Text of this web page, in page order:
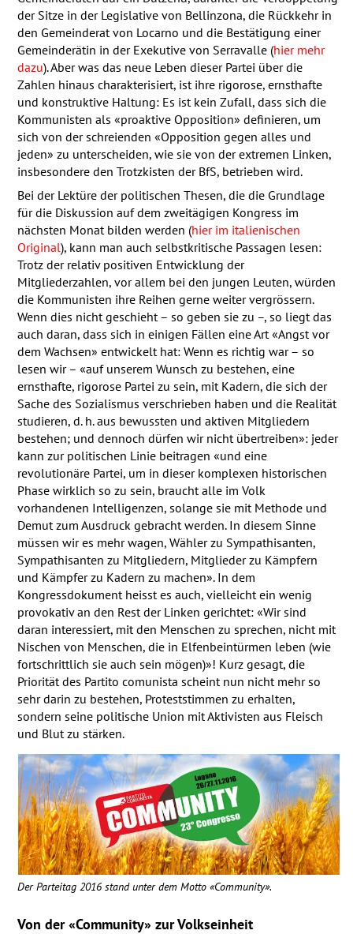
der Sitze in der Legislative von Bellinzona, die Rückkehr in
den Gemeinderat von Locarno und die Bestätigung einer
Gemeinderätin in der Exekutive von Serravalle (hier mehr
dazu). Aber was das neue Leben dieser Partei über die
Zahlen hinaus charakterisiert, ist ihre rigorose, ernsthafte
und konstruktive Haltung: Es ist kein Zufall, dass sich die
Kommunisten als «proaktive Opposition» definieren, um
sich von der schreienden «Opposition gegen alles und
jeden» zu unterscheiden, wie sie von der extremen Linken,
insbesondere den Trotzkisten der BfS, betrieben wird.
Bei der Lektüre der politischen Thesen, die die Grundlage
für die Diskussion auf dem zweitägigen Kongress im
nächsten Monat bilden werden (hier im italienischen
Original), kann man auch selbstkritische Passagen lesen:
Trotz der relativ positiven Entwicklung der
Mitgliederzahlen, vor allem bei den jungen Leuten, würden
die Kommunisten ihre Reihen gerne weiter vergrössern.
Wenn dies nicht geschieht – so geben sie zu –, so liegt das
auch daran, dass sich in einigen Fällen eine Art «Angst vor
dem Wachsen» entwickelt hat: Wenn es richtig war – so
lesen wir – «auf unserem Wunsch zu bestehen, eine
ernsthafte, rigorose Partei zu sein, mit Kadern, die sich der
Sache des Sozialismus verschrieben haben und die Realität
studieren, d. h. aus bewussten und aktiven Mitgliedern
bestehen; und dennoch dürfen wir nicht übertreiben»: jeder
kann zur politischen Linie beitragen «und eine
revolutionäre Partei, um in dieser komplexen historischen
Phase wirklich so zu sein, braucht alle im Volk
vorhandenen Intelligenzen, solange sie mit Methode und
Demut zum Ausdruck gebracht werden. In diesem Sinne
müssen wir es mehr wagen, Wähler zu Sympathisanten,
Sympathisanten zu Mitgliedern, Mitglieder zu Kämpfern
und Kämpfer zu Kadern zu machen». In dem
Kongressdokument heisst es auch, vielleicht ein wenig
provokativ an den Rest der Linken gerichtet: «Wir sind
daran interessiert, mit den Menschen zu sprechen, nicht mit
Nischen von Menschen, die in Elfenbeintürmen leben (wie
fortschrittlich sie auch sein mögen)»! Kurz gesagt, die
Priorität des Partito comunista scheint nun nicht mehr so
sehr darin zu bestehen, Proteststimmen zu erhalten,
sondern seine politische Union mit Aktivisten aus Fleisch
und Blut zu stärken.
Der Parteitag 2016 stand unter dem Motto «Community».
Von der «Community» zur Volkseinheit